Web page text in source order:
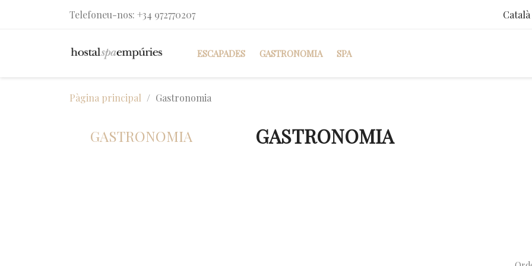
Telefoneu-nos: +34 972770207 Català
ESCAPADES GASTRONOMIA SPA
Pàgina principal Gastronomia
GASTRONOMIA GASTRONOMIA